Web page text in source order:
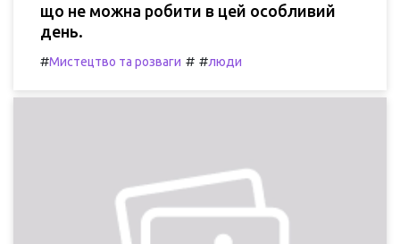
що не можна робити в цей особливий
день.
#Мистецтво та розваги # #люди